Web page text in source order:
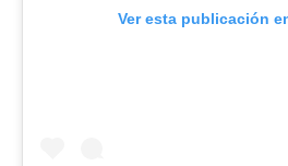
Ver esta publicación